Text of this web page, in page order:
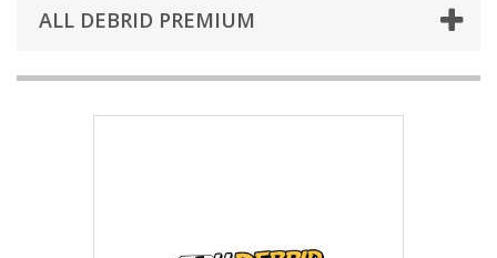
ALL DEBRID PREMIUM